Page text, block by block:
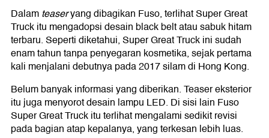
Dalamteaseryang dibagikan Fuso, terlihat Super Great
Truck itu mengadopsi desain black belt atau sabuk hitam
terbaru. Seperti diketahui, Super Great Truck ini sudah
enam tahun tanpa penyegaran kosmetika, sejak pertama
kali menjalani debutnya pada 2017 silam di Hong Kong.
Belum banyak informasi yang diberikan. Teaser eksterior
itu juga menyorot desain lampu LED. Di sisi lain Fuso
Super Great Truck itu terlihat mengalami sedikit revisi
pada bagian atap kepalanya, yang terkesan lebih luas.